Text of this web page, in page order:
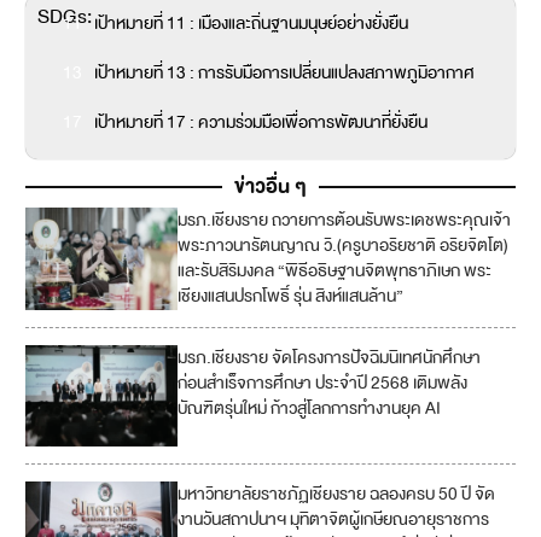
SDGs:
11 เป้าหมายที่ 11 : เมืองและถิ่นฐานมนุษย์อย่างยั่งยืน
เป้าหมายที่ 13 : การรับมือการเปลี่ยนแปลงสภาพภูมิอากาศ
เป้าหมายที่ 17 : ความร่วมมือเพื่อการพัฒนาที่ยั่งยืน
ข่าวอื่น ๆ
มรภ.เชียงราย ถวายการต้อนรับพระเดชพระคุณเจ้า
พระภาวนารัตนญาณ วิ.(ครูบาอริยชาติ อริยจิตโต)
และรับสิริมงคล “พิธีอธิษฐานจิตพุทธาภิเษก พระ
เชียงแสนปรกโพธิ์ รุ่น สิงห์แสนล้าน”
มรภ.เชียงราย จัดโครงการปัจฉิมนิเทศนักศึกษา
ก่อนสำเร็จการศึกษา ประจำปี 2568 เติมพลัง
บัณฑิตรุ่นใหม่ ก้าวสู่โลกการทำงานยุค AI
มหาวิทยาลัยราชภัฏเชียงราย ฉลองครบ 50 ปี จัด
งานวันสถาปนาฯ มุทิตาจิตผู้เกษียณอายุราชการ